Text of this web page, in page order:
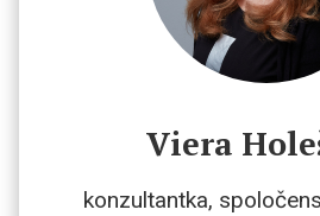
Viera
konzultantka,